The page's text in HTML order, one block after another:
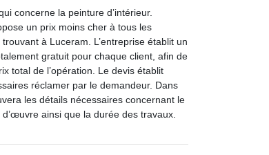
concerne la peinture d’intérieur.
un prix moins cher à tous les
à Luceram. L’entreprise établit un
gratuit pour chaque client, afin de
total de l’opération. Le devis établit
réclamer par le demandeur. Dans
les détails nécessaires concernant le
ainsi que la durée des travaux.